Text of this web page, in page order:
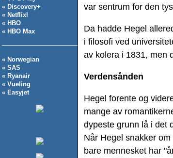
« Discovery+
« Netflixl
« HBO
« HBO Max
« Norwegian
« SAS
« Ryanair
« Vueling
« Easyjet
var sentrum for den
Da hadde Hegel
i filosofi ved
av kolera i 1831, men
Verdensånden
Hegel forente og
mange av
dypeste grunn lå i det
Når Hegel snakker
bare mennesket har